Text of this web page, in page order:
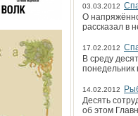
03.03.2012
О
рассказал в
17.02.2012
В среду
понедельник
14.02.2012
Десять
об этом